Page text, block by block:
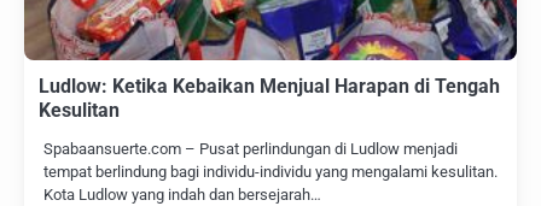
Ludlow: Ketika Kebaikan Menjual Harapan di Tengah
Kesulitan
Spabaansuerte.com – Pusat perlindungan di Ludlow menjadi
tempat berlindung bagi individu-individu yang mengalami kesulitan.
Kota Ludlow yang indah dan bersejarah…